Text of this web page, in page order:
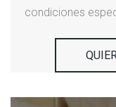
condiciones